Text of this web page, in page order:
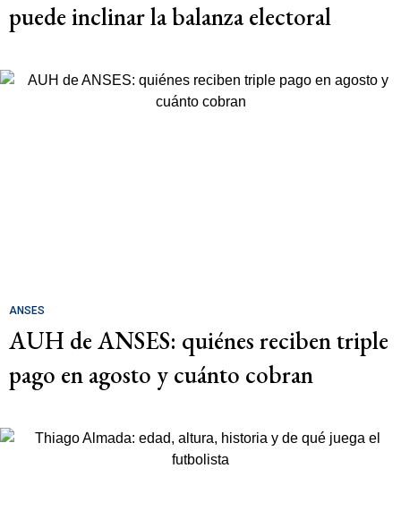
puede inclinar la balanza electoral
ANSES
AUH de ANSES: quiénes reciben triple
pago en agosto y cuánto cobran